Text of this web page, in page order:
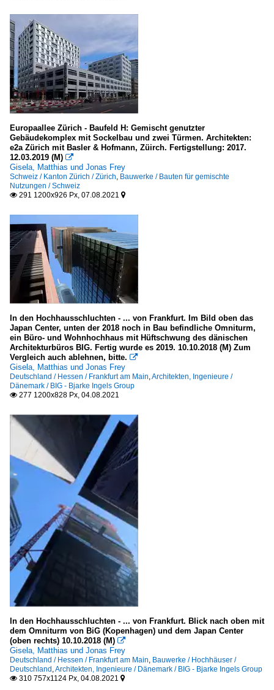
Hamburg-Mitte / Hafen
Hessen
Darmstadt
Frankfurt am Main
Mecklenburg-Vorpommern
LK Vorpommern-Rügen: Insel Rügen
LK Vorpommern-Rügen: Stralsund
Niedersachsen
LK Friesland
Oldenburg
Wilhelmshaven
Nordrhein-Westfalen
Duisburg
Düsseldorf
Essen
Köln
Krefeld
Rhein-Sieg-Kreis (SU)
Rheinland-Pfalz
Ludwigshafen am Rhein
Speyer
Trier
Sachsen
Chemnitz (Kreisfreie Stadt)
Dresden (Kreisfreie Stadt)
Sachsen-Anhalt
LK Salzlandkreis
Magdeburg
Europaallee Zürich - Baufeld H: Gemischt genutzter
Gebäudekomplex mit Sockelbau und zwei Türmen. Architekten:
e2a Zürich mit Basler & Hofmann, Züirch. Fertigstellung: 2017.
12.03.2019 (M) 
Gisela, Matthias und Jonas Frey
Schweiz / Kanton Zürich / Zürich, Bauwerke / Bauten für gemischte
Nutzungen / Schweiz
 291 1200x926 Px, 07.08.2021 
In den Hochhausschluchten - ... von Frankfurt. Im Bild oben das
Japan Center, unten der 2018 noch in Bau befindliche Omniturm,
ein Büro- und Wohnhochhaus mit Hüftschwung des dänischen
Architekturbüros BIG. Fertig wurde es 2019. 10.10.2018 (M) Zum
Vergleich auch ablehnen, bitte. 
Gisela, Matthias und Jonas Frey
Deutschland / Hessen / Frankfurt am Main,Architekten, Ingenieure /
Dänemark / BIG - Bjarke Ingels Group
 277 1200x828 Px, 04.08.2021
In den Hochhausschluchten - ... von Frankfurt. Blick nach oben mit
dem Omniturm von BiG (Kopenhagen) und dem Japan Center
(oben rechts) 10.10.2018 (M) 
Gisela, Matthias und Jonas Frey
Deutschland / Hessen / Frankfurt am Main, Bauwerke / Hochhäuser /
Deutschland,Architekten, Ingenieure / Dänemark / BIG - Bjarke Ingels Group
 310 757x1124 Px, 04.08.2021 